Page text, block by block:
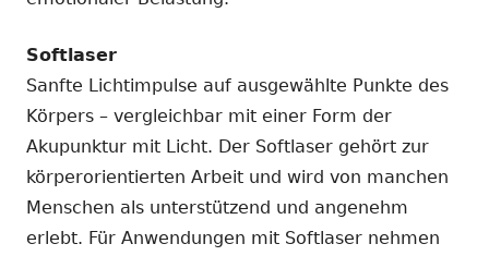
Softlaser
Sanfte Lichtimpulse auf ausgewählte Punkte des
Körpers – vergleichbar mit einer Form der
Akupunktur mit Licht. Der Softlaser gehört zur
körperorientierten Arbeit und wird von manchen
Menschen als unterstützend und angenehm
erlebt. Für Anwendungen mit Softlaser nehmen